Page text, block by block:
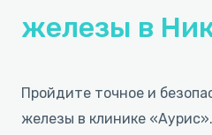
железы в
Пройдите точное и
железы в клинике